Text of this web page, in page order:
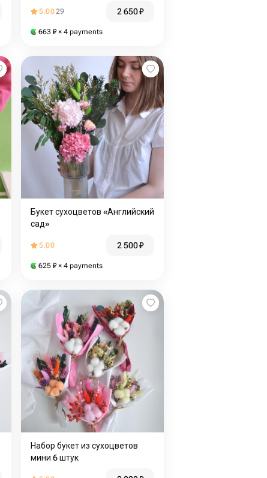
5.0029 2 650₽
663 ₽ × 4 payments
Букет сухоцветов «Английский
сад»
5.00 2 500₽
625 ₽ × 4 payments
Набор букет из сухоцветов
мини 6 штук